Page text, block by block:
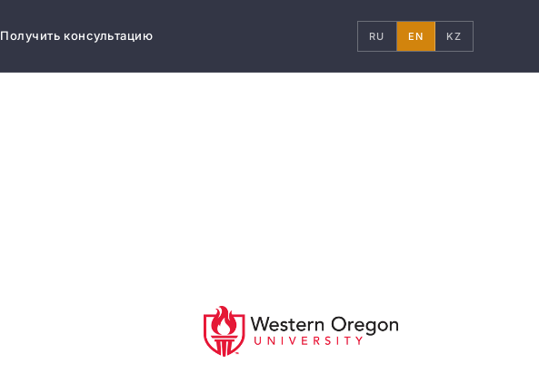
Получить консультацию RU EN KZ